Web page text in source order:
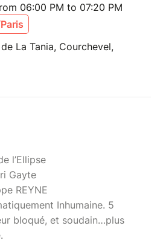
06:00 PM to 07:20 PM
La Tania, Courchevel,
l’Ellipse
Gayte
REYNE
Inhumaine. 5
bloqué, et soudain…plus